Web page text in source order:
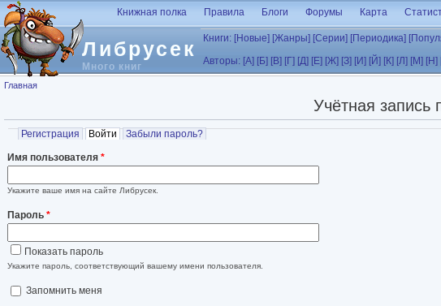
Перейти к основному содержанию
Либрусек
Много книг
Книжная полка Правила Блоги Форумы Карта
Книги: [Новые] [Жанры] [Серии] [Периодика]
Авторы: [А] [Б] [В] [Г] [Д] [Е] [Ж] [З] [И] [Й] [К] [Л] [М] [Н]
Вы здесь
Главная
Учётная запись
Главные вкладки
Регистрация Войти (активная вкладка)
Забыли пароль?
Имя пользователя *
Укажите ваше имя на сайте Либрусек.
Пароль *
Показать пароль
Укажите пароль, соответствующий вашему имени пользователя.
Запомнить меня